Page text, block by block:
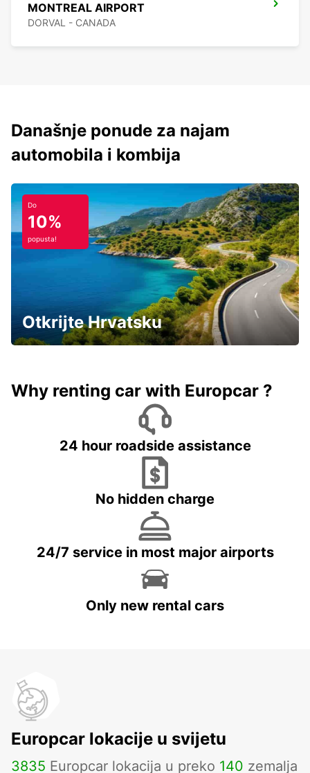
MONTREAL AIRPORT
DORVAL - CANADA
Današnje ponude za najam
automobila i kombija
Do
10%
popusta!
Otkrijte Hrvatsku
Why renting car with Europcar ?
24 hour roadside assistance
No hidden charge
24/7 service in most major airports
Only new rental cars
Europcar lokacije u svijetu
3835 Europcar lokacija u preko 140 zemalja